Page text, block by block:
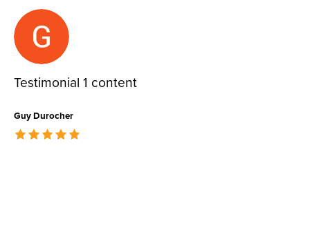
Testimonial items
Testimonial 1 content
Guy Durocher
The rating of this product is